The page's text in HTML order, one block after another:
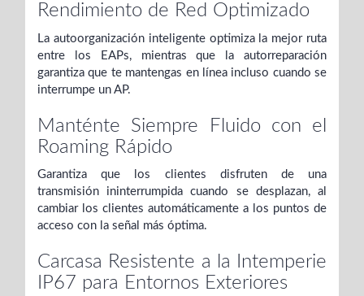
Rendimiento de Red Optimizado
La autoorganización inteligente optimiza la mejor ruta
entre los EAPs, mientras que la autorreparación
garantiza que te mantengas en línea incluso cuando se
interrumpe un AP.
Manténte Siempre Fluido con el
Roaming Rápido
Garantiza que los clientes disfruten de una
transmisión ininterrumpida cuando se desplazan, al
cambiar los clientes automáticamente a los puntos de
acceso con la señal más óptima.
Carcasa Resistente a la Intemperie
IP67 para Entornos Exteriores